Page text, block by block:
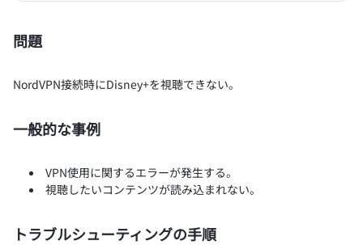
問題
NordVPN接続時にDisney+を視聴できない。
一般的な事例
VPN使用に関するエラーが発生する。
視聴したいコンテンツが読み込まれない。
トラブルシューティングの手順